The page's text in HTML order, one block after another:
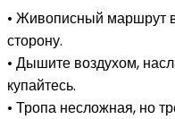
мыс
Тобизина
• Живописный маршрут
сторону.
• Дышите воздухом,
купайтесь.
• Тропа несложная, но